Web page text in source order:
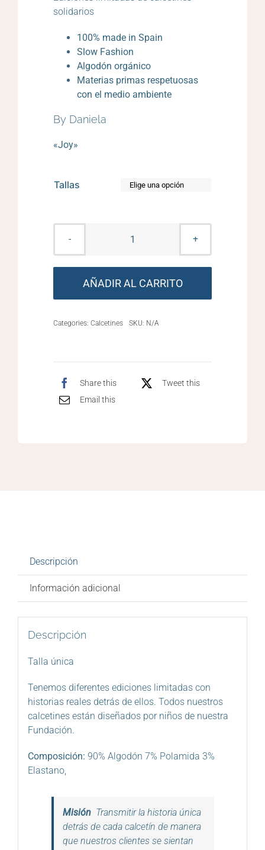
solidarios
100% made in Spain
Slow Fashion
Algodón orgánico
Materias primas respetuosas
con el medio ambiente
By Daniela
«Joy»
Tallas
Renos
cantidad
AÑADIR AL CARRITO
Categories: Calcetines SKU: N/A
Share this
Tweet this
Email this
Descripción
Información adicional
Descripción
Talla única
Tenemos diferentes ediciones limitadas con
historias reales detrás de ellos. Todos nuestros
calcetines están diseñados por niños de nuestra
Fundación.
Composición: 90% Algodón 7% Polamida 3%
Elastano,
Misión Transmitir la historia única
detrás de cada calcetín de manera
que nuestros clientes se sientan